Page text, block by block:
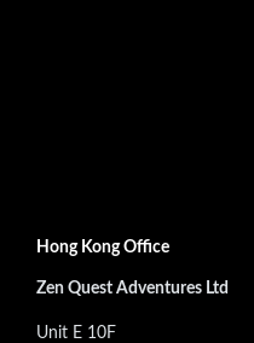
Hong Kong Office
Zen Quest Adventures Ltd
Unit E 10F